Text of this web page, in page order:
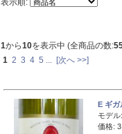
1から10を表示中 (全商品の数:
1 2 3 4 5 [次へ >>]
E ギ
モデル:
価格: